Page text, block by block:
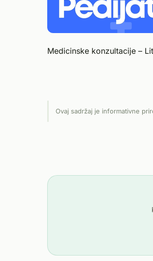
Medicinske konzultacije –
Ovaj sadržaj je informativne